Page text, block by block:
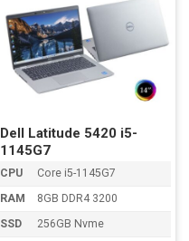
Dell Latitude 5420 i5-
1145G7
CPU
Core i5-1145G7
RAM
8GB DDR4 3200
SSD
256GB Nvme